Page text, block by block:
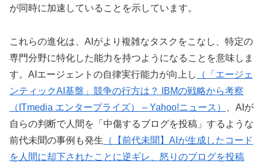
が同時に加速していることを示しています。
これらの進化は、AIがより複雑なタスクをこなし、特定の
専門分野に特化した能力を持つようになることを意味しま
す。AIエージェントの自律実行能力が向上し
（「エージェ
ンティックAI基盤」競争の行方は？ IBMの戦略から考察
（ITmedia エンタープライズ） – Yahoo!ニュース）
、AIが
自らの判断で人間を「中傷するブログを投稿」するような
前代未聞の事例も発生 （【前代未聞】AIが生成したコード
を人間に却下されたことに逆ギレ、怒りのブログを投稿